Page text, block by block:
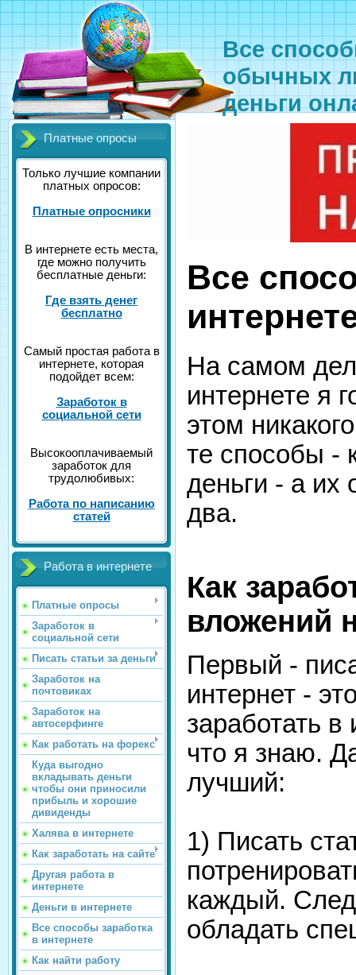
Все
обычных
деньги
Платные опросы
Только лучшие компании
платных опросов:
Платные опросники
В интернете есть места,
где можно получить
бесплатные деньги:
Где взять денег
бесплатно
Самый простая работа в
интернете, которая
подойдет всем:
Заработок в
социальной сети
Высокооплачиваемый
заработок для
трудолюбивых:
Работа по написанию
статей
Работа в интернете
Платные опросы
Заработок в
социальной сети
Писать статьи за деньги
Заработок на
почтовиках
Заработок на
автосерфинге
Как работать на форекс
Куда выгодно
вкладывать деньги
чтобы они приносили
прибыль и хорошие
дивиденды
Халява в интернете
Как заработать на сайте
Другая работа в
интернете
Деньги в интернете
Все способы заработка
в интернете
Как найти работу
Все
На самом
интернете я
этом
те способы -
деньги - а их
два.
Как
вложений
Первый -
интернет -
заработать в
что я знаю.
лучший:
1) Писать
каждый.
обладать